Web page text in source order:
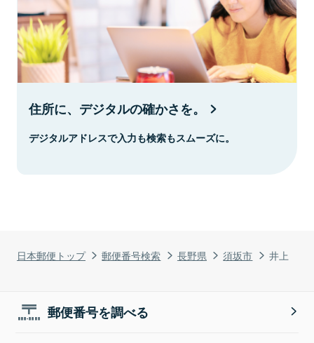
日本郵便トップ 郵便番号検索 長野県 須坂市 井上
住所に、デジタルの確かさを。
デジタルアドレスで入力も検索もスムーズに。
郵便番号を調べる